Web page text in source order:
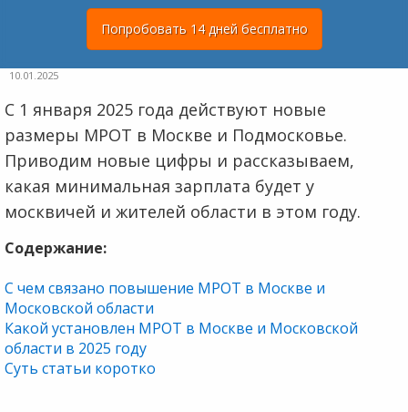
Попробовать 14 дней бесплатно
10.01.2025
С 1 января 2025 года действуют новые
размеры МРОТ в Москве и Подмосковье.
Приводим новые цифры и рассказываем,
какая минимальная зарплата будет у
москвичей и жителей области в этом году.
Содержание:
С чем связано повышение МРОТ в Москве и
Московской области
Какой установлен МРОТ в Москве и Московской
области в 2025 году
Суть статьи коротко